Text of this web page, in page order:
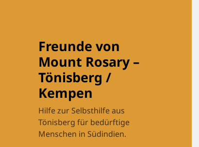
Freunde von
Mount Rosary –
Tönisberg /
Kempen
Hilfe zur Selbsthilfe aus
Tönisberg für bedürftige
Menschen in Südindien.